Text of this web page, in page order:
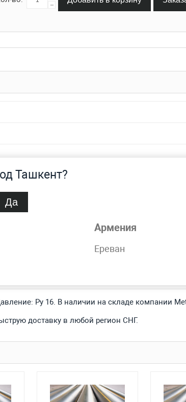
Ташкент?
Да
Армения
Ереван
-
Ру 16. В наличии на складе компании
доставку в любой регион СНГ.